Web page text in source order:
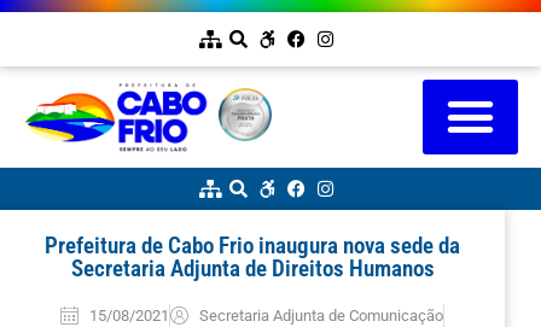
Prefeitura de Cabo Frio inaugura nova sede da
Secretaria Adjunta de Direitos Humanos
15/08/2021
Secretaria Adjunta de Comunicação